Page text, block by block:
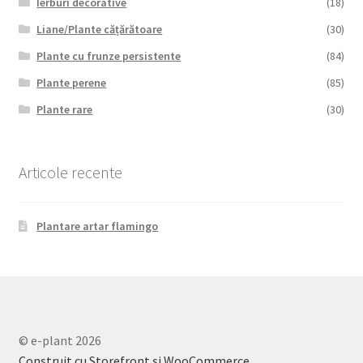
Liane/Plante cățărătoare
(30)
Plante cu frunze persistente
(84)
Plante perene
(85)
Plante rare
(30)
Articole recente
Plantare artar flamingo
© e-plant 2026